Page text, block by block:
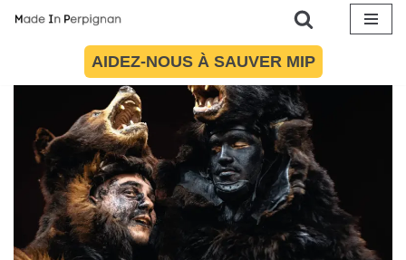
AIDEZ-NOUS À SAUVER MIP
Photoreportages